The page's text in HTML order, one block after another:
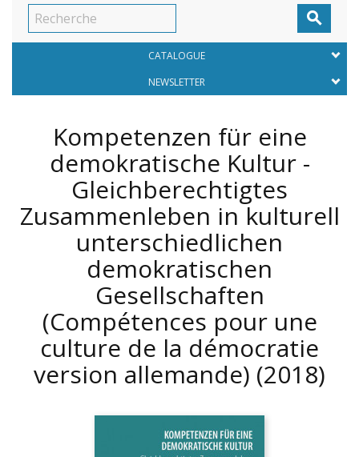

CATALOGUE
NEWSLETTER
Kompetenzen für eine
demokratische Kultur -
Gleichberechtigtes
Zusammenleben in kulturell
unterschiedlichen
demokratischen
Gesellschaften
(Compétences pour une
culture de la démocratie
version allemande) (2018)